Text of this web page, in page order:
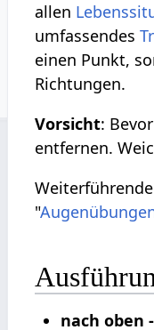
allen
umfassendes
einen Punkt,
Richtungen.
Vorsicht:
entfernen.
"
nach oben